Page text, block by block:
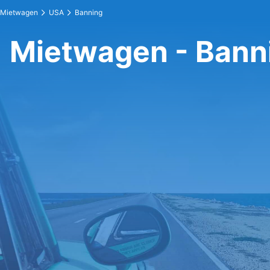
Mietwagen USA Banning
Mietwagen -